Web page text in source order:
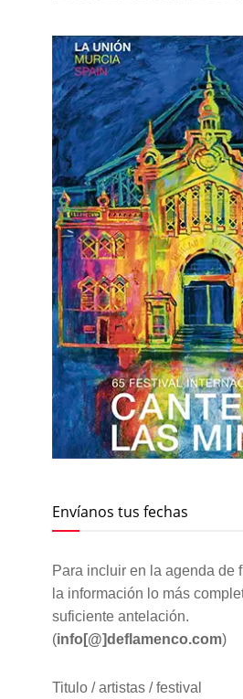
Envíanos tus fechas
Para incluir en la agenda de
la información lo más
suficiente antelación.
(info[@]deflamenco.com)
Titulo / artistas / festival